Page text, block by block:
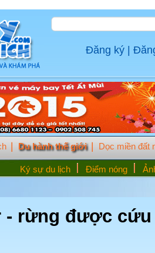
Đăng ký
Du hành thế giới
Ký sự du lịch Điểm nóng
Dọc miền đất
- rừng được